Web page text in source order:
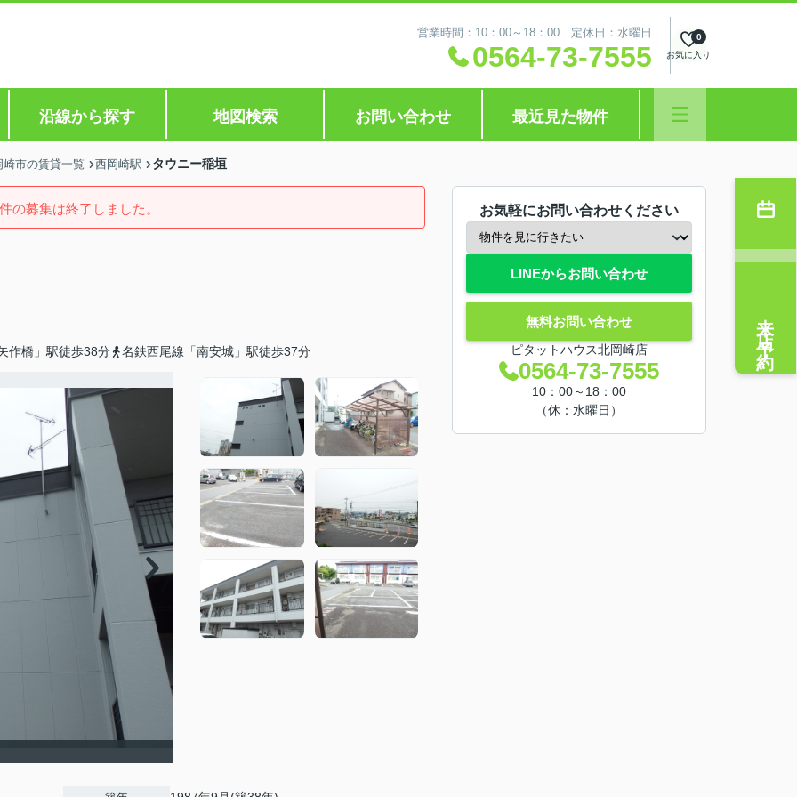
営業時間：10：00～18：00 定休日：水曜日
0564-73-7555 お気に入り
0
沿線から探す 地図検索 お問い合わせ 最近見た物件
崎市の賃貸一覧 西岡崎駅 タウニー稲垣
の募集は終了しました。
作橋」駅徒歩38分 名鉄西尾線「南安城」駅徒歩37分
お気軽にお問い合わせください
LINEからお問い合わせ
無料お問い合わせ
ピタットハウス北岡崎店
0564-73-7555
10：00～18：00
（休：水曜日）
来店予約